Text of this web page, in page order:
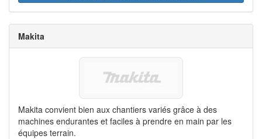
Makita
Makita convient bien aux chantiers variés grâce à des
machines endurantes et faciles à prendre en main par les
équipes terrain.